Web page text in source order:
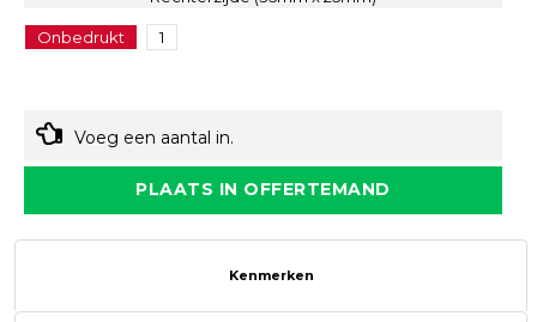
Onbedrukt 1
Voeg een aantal in.
PLAATS IN OFFERTEMAND
Kenmerken